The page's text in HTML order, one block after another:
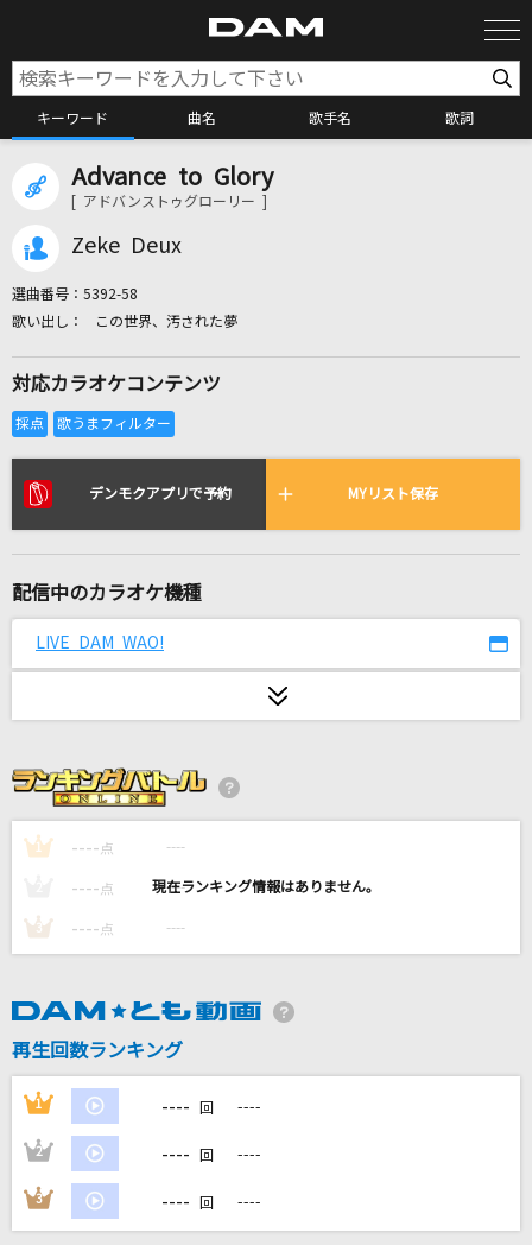
キーワード 曲名 歌手名 歌詞
カラオケ検索
リアルタイムで歌われている曲の一覧
レンズ
太陽のSEASON
この空がトリガー
＝LOVE
M!LK
WEST.
光あれ
岡野昭仁
millennium parade × Belle
Advance to Glory
[ アドバンストゥグローリー ]
Zeke Deux
選曲番号： 5392-58
この世界、汚された夢
対応カラオケコンテンツ
デンモクアプリで予約 MYリスト保存
配信中のカラオケ機種
LIVE DAM WAO!
1 ---- 点 ----
---- 点 ----
3 ---- 点 ----
再生回数ランキング
1 ---- 回 ----
2 ---- 回 ----
3 ---- 回 ----